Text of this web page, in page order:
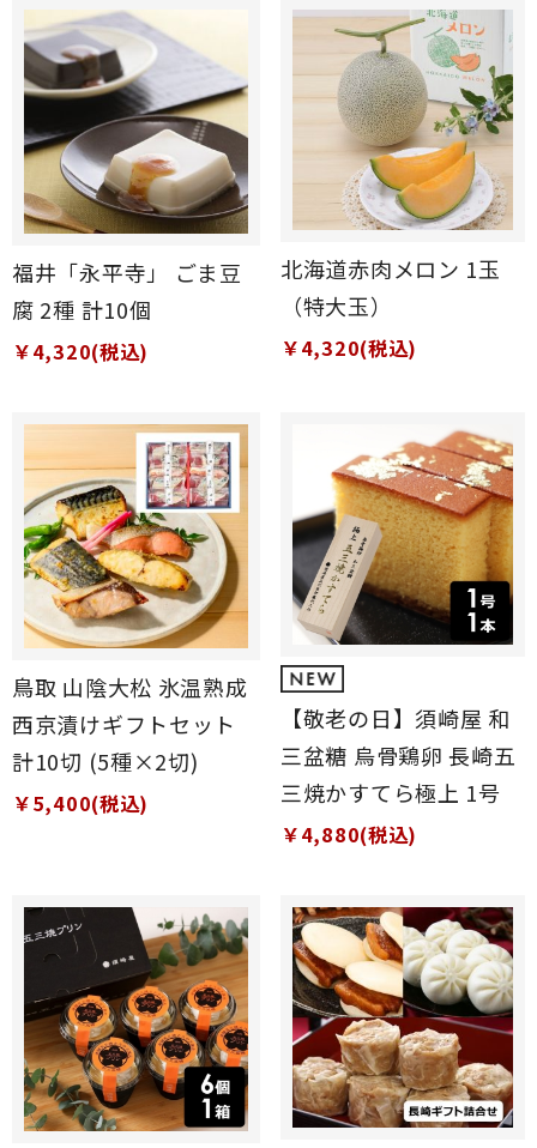
福井「永平寺」 ごま豆
腐 2種 計10個
￥4,320(税込)
北海道赤肉メロン 1玉
（特大玉）
￥4,320(税込)
鳥取 山陰大松 氷温熟成
西京漬けギフトセット
計10切 (5種×2切)
￥5,400(税込)
【敬老の日】須崎屋 和
三盆糖 烏骨鶏卵 長崎五
三焼かすてら極上 1号
￥4,880(税込)